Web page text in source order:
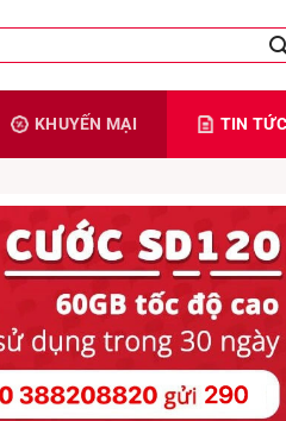
KHUYẾN MẠI TIN TỨC